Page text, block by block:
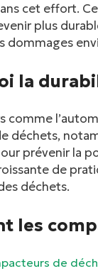
cet effort.
plus
dommages
la
comme
déchets,
prévenir la
de
déchets.
les
de